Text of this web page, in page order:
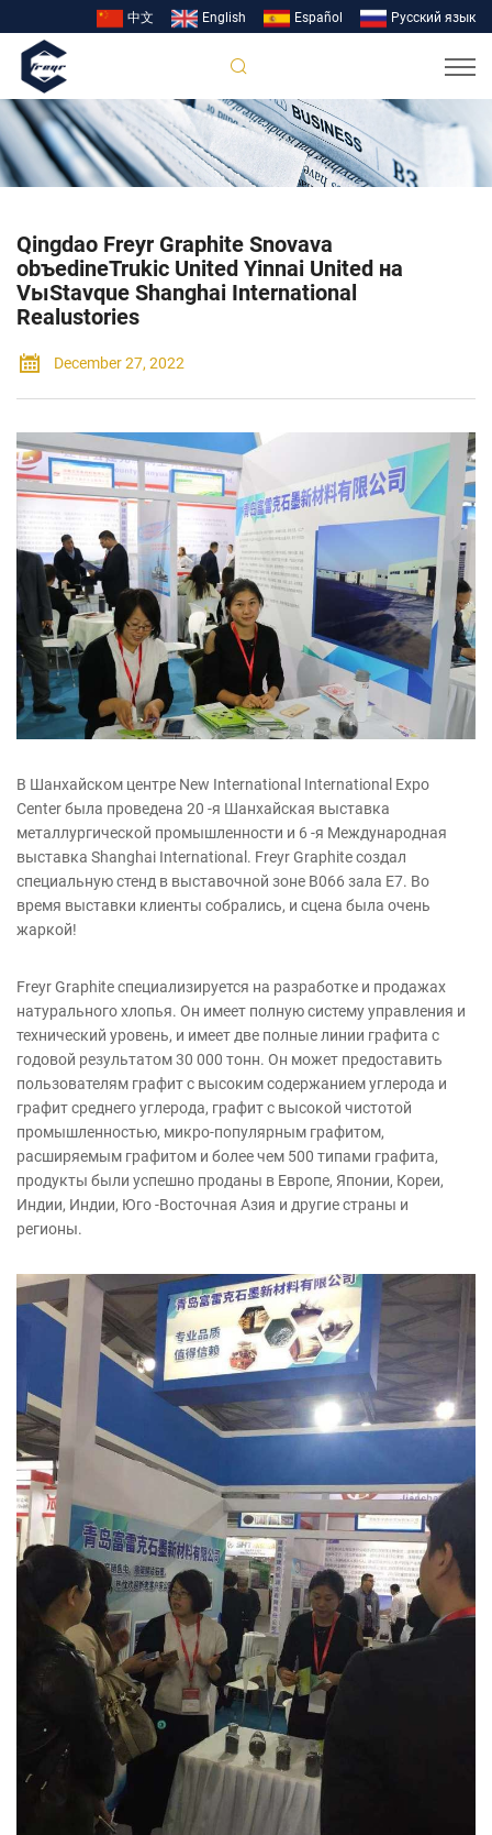
中文 English Español Pусский язык
Qingdao Freyr Graphite Snovava
obъedineTrukic United Yinnai United на
VыStavque Shanghai International
Realustories
December 27, 2022
В Шанхайском центре New International International Expo
Center была проведена 20 -я Шанхайская выставка
металлургической промышленности и 6 -я Международная
выставка Shanghai International. Freyr Graphite создал
специальную стенд в выставочной зоне B066 зала E7. Во
время выставки клиенты собрались, и сцена была очень
жаркой!
Freyr Graphite специализируется на разработке и продажах
натурального хлопья. Он имеет полную систему управления и
технический уровень, и имеет две полные линии графита с
годовой результатом 30 000 тонн. Он может предоставить
пользователям графит с высоким содержанием углерода и
графит среднего углерода, графит с высокой чистотой
промышленностью, микро-популярным графитом,
расширяемым графитом и более чем 500 типами графита,
продукты были успешно проданы в Европе, Японии, Кореи,
Индии, Индии, Юго -Восточная Азия и другие страны и
регионы.